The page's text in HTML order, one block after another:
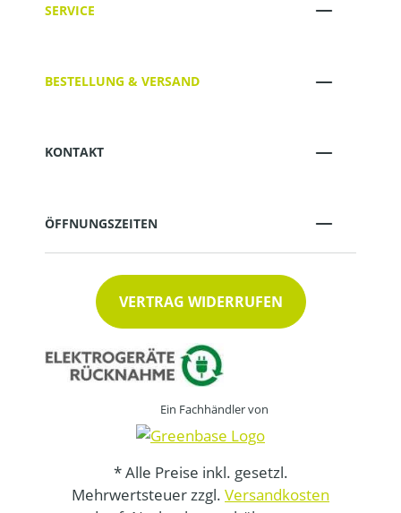
SERVICE
BESTELLUNG & VERSAND
KONTAKT
ÖFFNUNGSZEITEN
VERTRAG WIDERRUFEN
Ein Fachhändler von
* Alle Preise inkl. gesetzl.
Mehrwertsteuer zzgl. Versandkosten